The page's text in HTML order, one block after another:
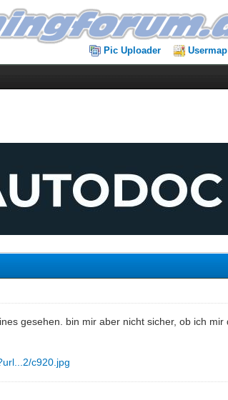
Pic Uploader Usermap
gesehen. bin mir aber nicht sicher, ob ich
c920.jpg